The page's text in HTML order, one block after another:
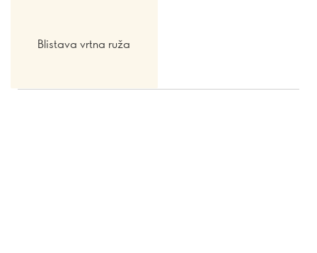
Blistava vrtna ruža